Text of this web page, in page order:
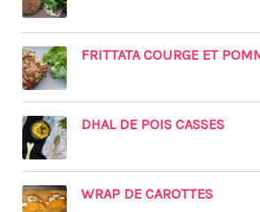
FRITTATA COURGE ET
DHAL DE POIS CASSES
WRAP DE CAROTTES